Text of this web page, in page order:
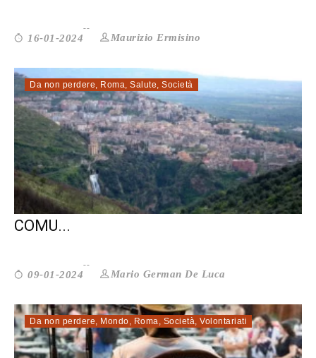
16-01-2024 Maurizio Ermisino
Da non perdere Roma Salute Società
FONDO INCLUSIONE DISABILITÀ. DAL
COMU...
09-01-2024 Mario German De Luca
Da non perdere Mondo Roma Società Volontariati